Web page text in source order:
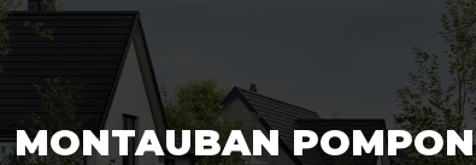
MONTAUBAN